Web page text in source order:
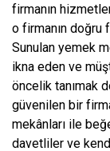
firmanın
o firmanın doğru
Sunulan yemek
ikna eden ve
öncelik tanımak
güvenilen bir
mekânları ile
davetliler ve